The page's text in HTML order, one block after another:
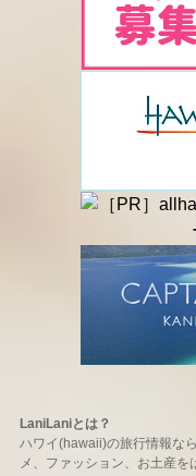
LaniLaniとは？
ハワイ(hawaii)の旅行情報な
メ、ファッション、お土産